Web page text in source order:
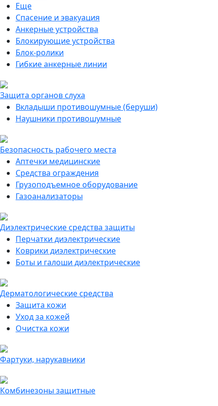
Еще
Спасение и эвакуация
Анкерные устройства
Блокирующие устройства
Блок-ролики
Гибкие анкерные линии
Защита органов слуха
Вкладыши противошумные (беруши)
Наушники противошумные
Безопасность рабочего места
Аптечки медицинские
Средства ограждения
Грузоподъемное оборудование
Газоанализаторы
Диэлектрические средства защиты
Перчатки диэлектрические
Коврики диэлектрические
Боты и галоши диэлектрические
Дерматологические средства
Защита кожи
Уход за кожей
Очистка кожи
Фартуки, нарукавники
Комбинезоны защитные